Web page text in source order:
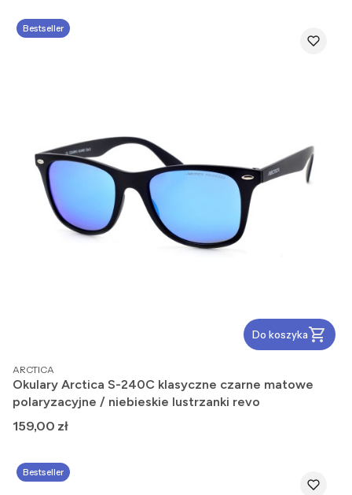
Bestseller
Do koszyka
PRODUCENT
ARCTICA
Okulary Arctica S-240C klasyczne czarne matowe
polaryzacyjne / niebieskie lustrzanki revo
Cena
159,00 zł
Bestseller